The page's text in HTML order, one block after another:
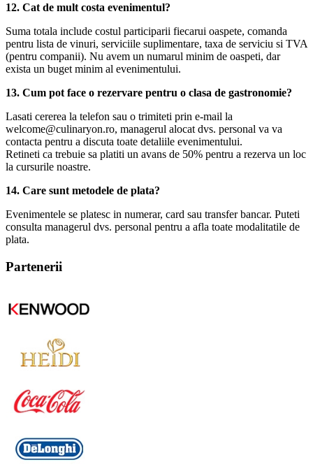
12. Cat de mult costa evenimentul?
Suma totala include costul participarii fiecarui oaspete, comanda
pentru lista de vinuri, serviciile suplimentare, taxa de serviciu si TVA
(pentru companii). Nu avem un numarul minim de oaspeti, dar
exista un buget minim al evenimentului.
13. Cum pot face o rezervare pentru o clasa de gastronomie?
Lasati cererea la telefon sau o trimiteti prin e-mail la
welcome@culinaryon.ro, managerul alocat dvs. personal va va
contacta pentru a discuta toate detaliile evenimentului.
Retineti ca trebuie sa platiti un avans de 50% pentru a rezerva un loc
la cursurile noastre.
14. Care sunt metodele de plata?
Evenimentele se platesc in numerar, card sau transfer bancar. Puteti
consulta managerul dvs. personal pentru a afla toate modalitatile de
plata.
Partenerii